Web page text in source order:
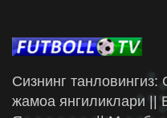
Сизнинг танловингиз:
жамоа янгиликлари ||